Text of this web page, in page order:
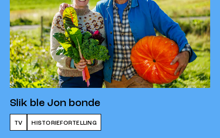
Slik ble Jon bonde
TV HISTORIEFORTELLING